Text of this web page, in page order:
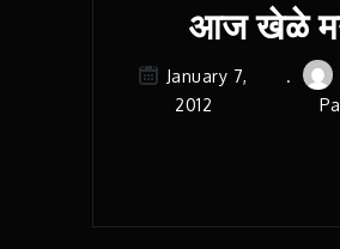
आज खेळे
January 7,
2012